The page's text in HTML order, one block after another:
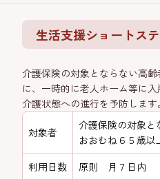
生活支援ショートス
介護保険の対象とならない高
に、一時的に老人ホーム等に
介護状態への進行を予防します。
対象者
介護保険の対象と
おおむね６５歳以
利用日数
原則 月７日内